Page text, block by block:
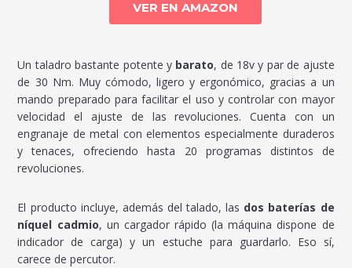
VER EN AMAZON
Un taladro bastante potente y barato, de 18v y par de ajuste
de 30 Nm. Muy cómodo, ligero y ergonómico, gracias a un
mando preparado para facilitar el uso y controlar con mayor
velocidad el ajuste de las revoluciones. Cuenta con un
engranaje de metal con elementos especialmente duraderos
y tenaces, ofreciendo hasta 20 programas distintos de
revoluciones.
El producto incluye, además del talado, las dos baterías de
níquel cadmio, un cargador rápido (la máquina dispone de
indicador de carga) y un estuche para guardarlo. Eso sí,
carece de percutor.